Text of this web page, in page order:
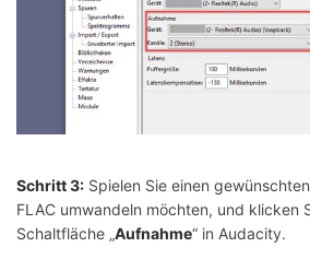
Schritt 3: Spielen Sie einen
FLAC umwandeln möchten, und klicken
Schaltfläche „Aufnahme“ in Audacity.